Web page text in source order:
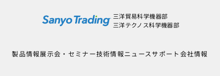
三洋貿易科学機器部
三洋テクノス科学機器部
製品情報展示会・セミナー技術情報ニュースサポート 会社情報